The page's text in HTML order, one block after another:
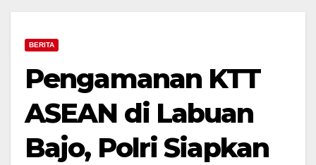
BERITA
Pengamanan KTT
ASEAN di Labuan
Bajo, Polri Siapkan